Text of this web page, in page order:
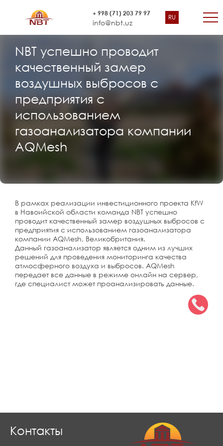
RU
+ 998 (71) 203 79 97
info@nbt.uz
NBT успешно проводит
качественный замер
воздушных выбросов с
предприятия с
использованием
газоанализатора компании
AQMesh
В рамках реализации инвестиционного проекта KfW
в Навоийской области команда NBT успешно
проводит качественный замер воздушных выбросов с
предприятия с использованием газоанализатора
компании AQMesh, Великобритания.
Данный газоанализатор является одним из лучших
решений для проведения мониторинга качества
атмосферного воздуха и выбросов. AQMesh
передает все данные в режиме онлайн на сервер,
где специалист может проанализировать данные.
Контакты